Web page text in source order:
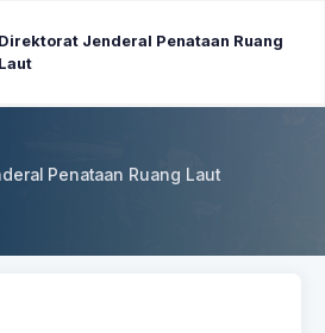
Direktorat Jenderal Penataan Ruang
Laut
Penataan Ruang Laut